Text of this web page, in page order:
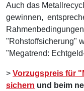
Auch das
gewinnen,
"Rohstoffsicherung"
"Megatrend:
> Vorzugspreis für
sichern und beim